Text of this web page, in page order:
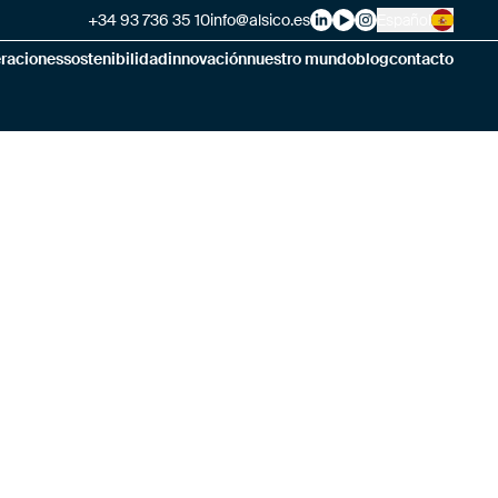
sostenibilidadinnovaciónnuestro mundoblogcontacto
+34 93 736 35 10info@alsico.es Alsico on LinkedIn
Alsico on YouTube
Alsico on